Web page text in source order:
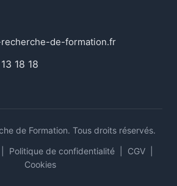
de-formation.fr
18 18
de Formation. Tous droits réservés.
Politique de confidentialité CGV
Cookies